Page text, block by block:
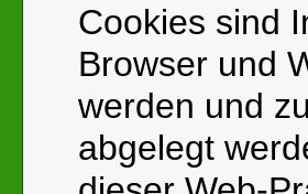
Cookies sind
Browser und
werden und
abgelegt